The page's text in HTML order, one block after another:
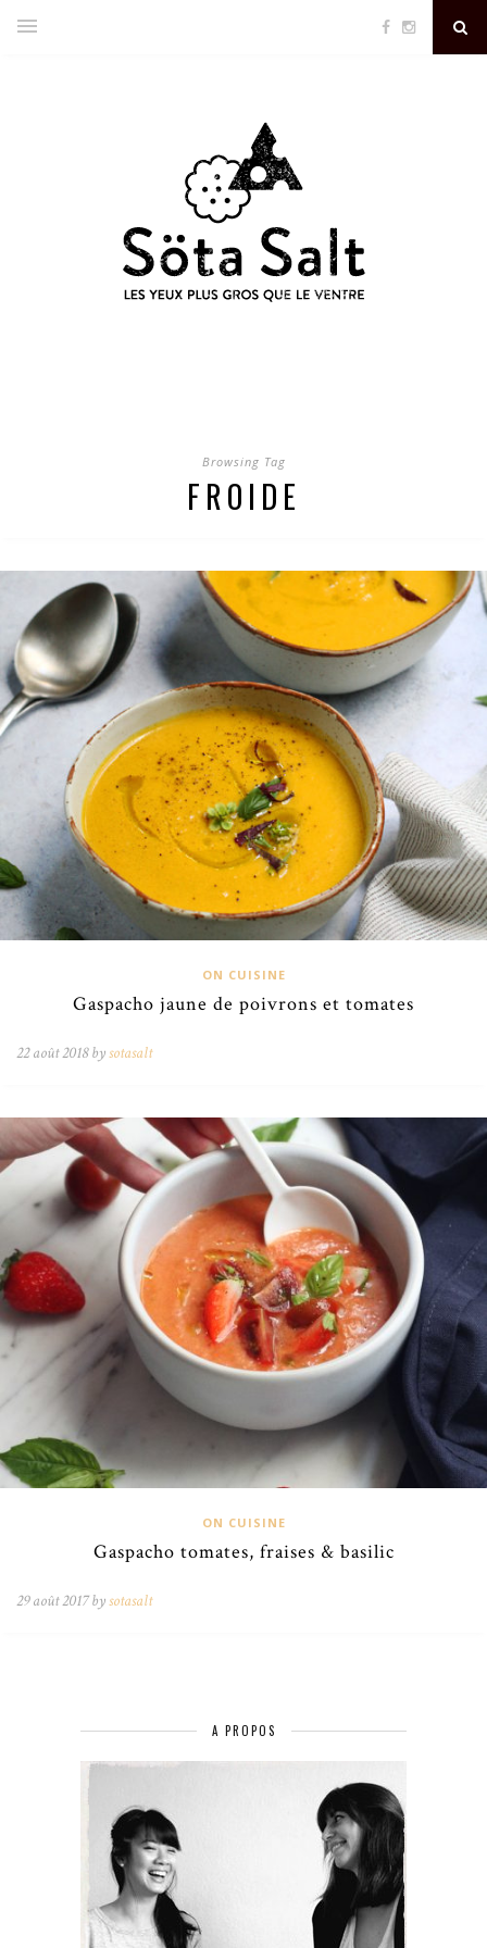
Browsing Tag
FROIDE
ON CUISINE
Gaspacho jaune de poivrons et tomates
22 août 2018 bysotasalt
ON CUISINE
Gaspacho tomates, fraises & basilic
29 août 2017 bysotasalt
A PROPOS